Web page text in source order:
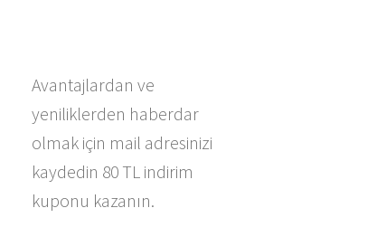
Avantajlardan ve
yeniliklerden haberdar
olmak için mail adresinizi
kaydedin 80 TL indirim
kuponu kazanın.